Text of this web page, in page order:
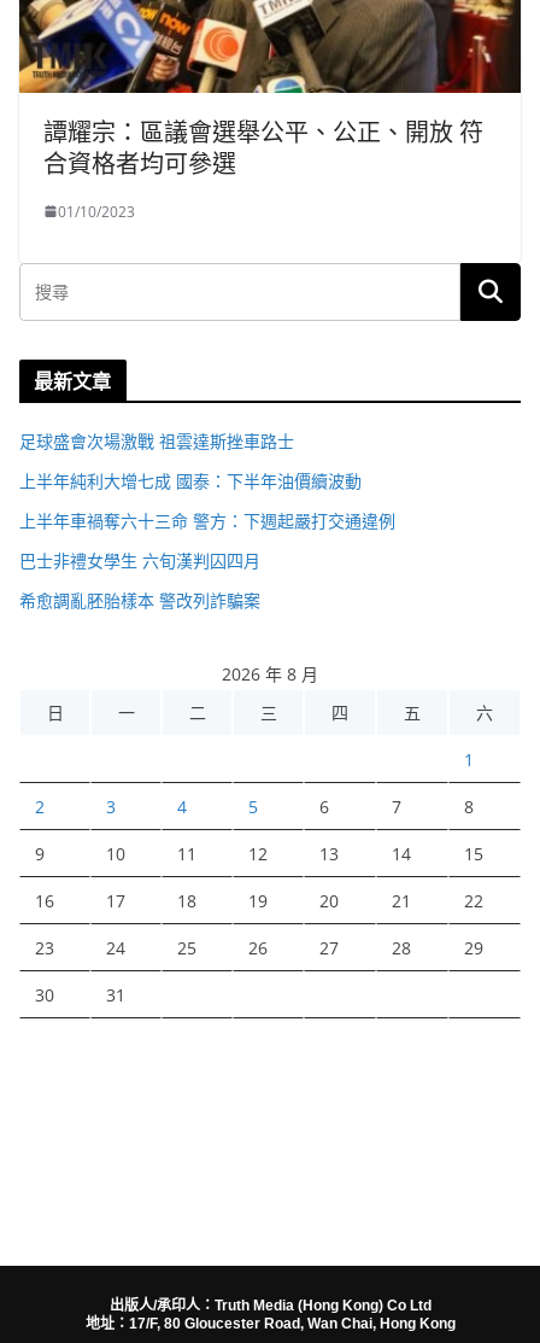
譚耀宗：區議會選舉公平、公正、開放 符
合資格者均可參選
01/10/2023
最新文章
足球盛會次場激戰 祖雲達斯挫車路士
上半年純利大增七成 國泰：下半年油價續波動
上半年車禍奪六十三命 警方：下週起嚴打交通違例
巴士非禮女學生 六旬漢判囚四月
希愈調亂胚胎樣本 警改列詐騙案
2026 年 8 月
日
一 二 三 四 五 六
1
2 3 4 5 6 7 8
9 10 11 12 13 14 15
16 17 18 19 20 21 22
23 24 25 26 27 28 29
30 31
出版人/承印人：Truth Media (Hong Kong) Co Ltd
地址：17/F, 80 Gloucester Road, Wan Chai, Hong Kong